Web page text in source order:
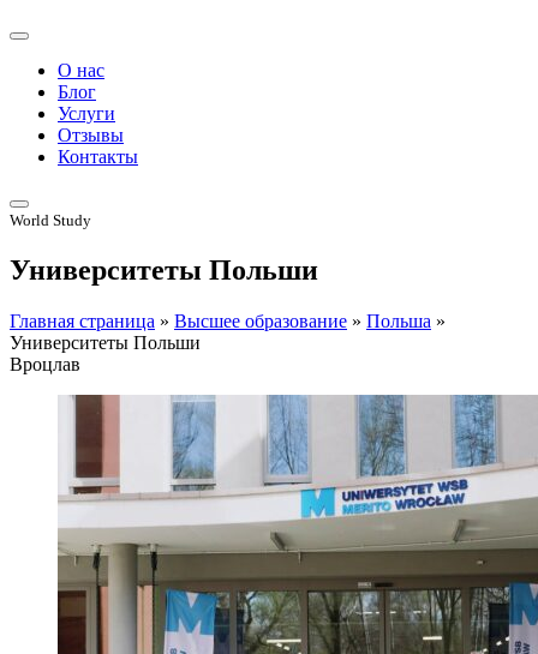
О нас
Блог
Услуги
Отзывы
Контакты
World Study
Университеты Польши
Главная страница » Высшее образование » Польша »
Университеты Польши
Вроцлав